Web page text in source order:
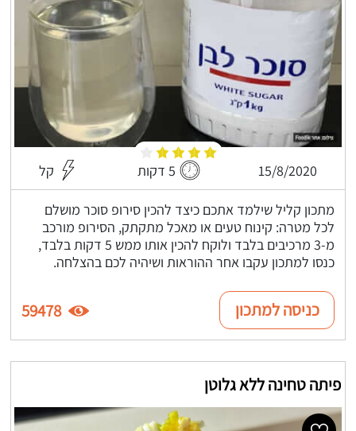
15/8/2020 5 דקות קל
מתכון קליל שילמד אתכם כיצד להכין סירופ סוכר מושלם
לכל מטרה: קינוח טעים או מאכל מתקתק, הסירופ מורכב
מ-3 מרכיבים בלבד ולוקח להכין אותו ממש 5 דקות בלבד,
כנסו למתכון עקבו אחר ההוראות ושיהיה לכם בהצלחה.
כניסה למתכון 59478
פיתה טחינה ללא גלוטן